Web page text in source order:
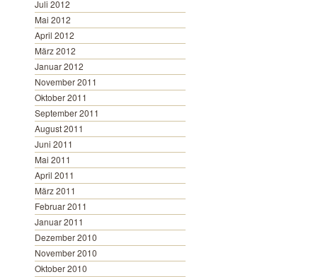
Juli 2012
Mai 2012
April 2012
März 2012
Januar 2012
November 2011
Oktober 2011
September 2011
August 2011
Juni 2011
Mai 2011
April 2011
März 2011
Februar 2011
Januar 2011
Dezember 2010
November 2010
Oktober 2010